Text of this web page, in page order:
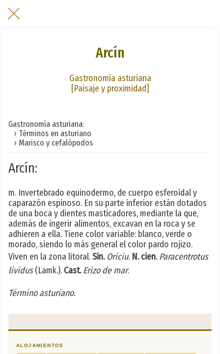
Arcín
Gastronomía asturiana
[Paisaje y proximidad]
Gastronomía asturiana:
› Términos en asturiano
› Marisco y cefalópodos
Arcín:
m. Invertebrado equinodermo, de cuerpo esferoidal y
caparazón espinoso. En su parte inferior están dotados
de una boca y dientes masticadores, mediante la que,
además de ingerir alimentos, excavan en la roca y se
adhieren a ella. Tiene color variable: blanco, verde o
morado, siendo lo más general el color pardo rojizo.
Viven en la zona litoral.Sin. Oriciu. N. cien. Paracentrotus
lividus(Lamk.). Cast. Erizo de mar.
Término asturiano.